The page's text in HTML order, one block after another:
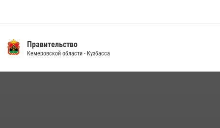
06 августа 2026, 10:19
Правительство
Кемеровской области - Кузбасса